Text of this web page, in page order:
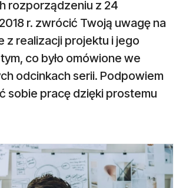
rozporządzeniu z 24
r. zwrócić Twoją uwagę na
z realizacji projektu i jego
co było omówione we
odcinkach serii. Podpowiem
sobie pracę dzięki prostemu